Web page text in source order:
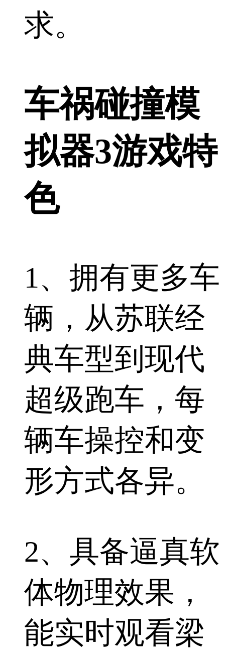
求。
车祸碰撞模
拟器3游戏特
色
1、拥有更多车
辆，从苏联经
典车型到现代
超级跑车，每
辆车操控和变
形方式各异。
2、具备逼真软
体物理效果，
能实时观看梁